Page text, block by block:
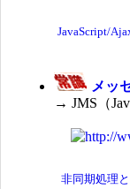
JavaScript/
メッ
→ JMS（
非同期処理